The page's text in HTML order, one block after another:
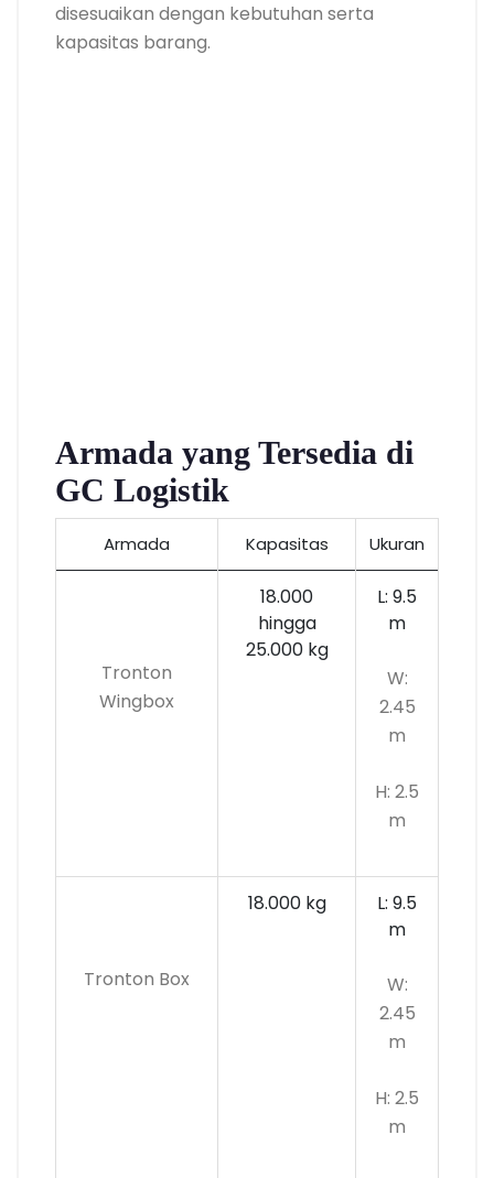
disesuaikan dengan kebutuhan serta
kapasitas barang.
Armada yang Tersedia di
GC Logistik
Armada Kapasitas Ukuran
Tronton
Wingbox
18.000
hingga
25.000 kg
L: 9.5
m
W:
2.45
m
H: 2.5
m
Tronton Box
18.000 kg
L: 9.5
m
W:
2.45
m
H: 2.5
m